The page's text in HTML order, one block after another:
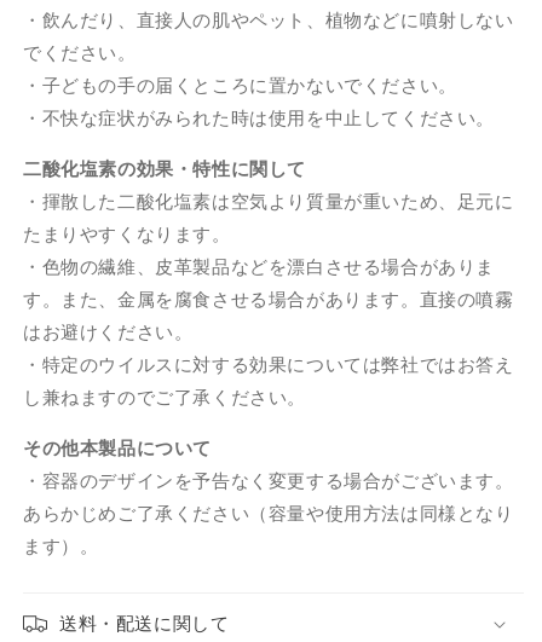
・飲んだり、直接人の肌やペット、植物などに噴射しない
でください。
・子どもの手の届くところに置かないでください。
・不快な症状がみられた時は使用を中止してください。
二酸化塩素の効果・特性に関して
・揮散した二酸化塩素は空気より質量が重いため、足元に
たまりやすくなります。
・色物の繊維、皮革製品などを漂白させる場合がありま
す。また、金属を腐食させる場合があります。直接の噴霧
はお避けください。
・特定のウイルスに対する効果については弊社ではお答え
し兼ねますのでご了承ください。
その他本製品について
・容器のデザインを予告なく変更する場合がございます。
あらかじめご了承ください（容量や使用方法は同様となり
ます）。
送料・配送に関して